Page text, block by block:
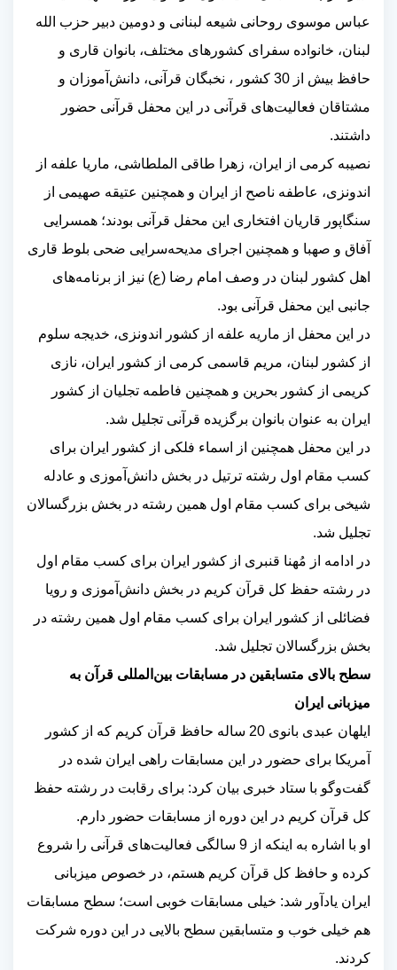
عباس موسوی روحانی شیعه لبنانی و دومین دبیر حزب الله
لبنان، خانواده سفرای کشورهای مختلف، بانوان قاری و
حافظ بیش از 30 کشور ، نخبگان قرآنی، دانش‌آموزان و
مشتاقان فعالیت‌های قرآنی در این محفل قرآنی حضور
داشتند.
نصیبه کرمی از ایران، زهرا طاقی الملطاشی، ماریا علفه از
اندونزی، عاطفه ناصح از ایران و همچنین عتیقه صهیمی از
سنگاپور قاریان افتخاری این محفل قرآنی بودند؛ همسرایی
آفاق و صهبا و همچنین اجرای مدیحه‌سرایی ضحی بلوط قاری
اهل کشور لبنان در وصف امام رضا (ع) نیز از برنامه‌های
جانبی این محفل قرآنی بود.
در این محفل از ماریه علفه از کشور اندونزی، خدیجه سلوم
از کشور لبنان، مریم قاسمی کرمی از کشور ایران، نازی
کریمی از کشور بحرین و همچنین فاطمه تجلیان از کشور
ایران به عنوان بانوان برگزیده قرآنی تجلیل شد.
در این محفل همچنین از اسماء فلکی از کشور ایران برای
کسب مقام اول رشته ترتیل در بخش دانش‌آموزی و عادله
شیخی برای کسب مقام اول همین رشته در بخش بزرگسالان
تجلیل شد.
در ادامه از مُهنا قنبری از کشور ایران برای کسب مقام اول
در رشته حفظ کل قرآن کریم در بخش دانش‌آموزی و رویا
فضائلی از کشور ایران برای کسب مقام اول همین رشته در
بخش بزرگسالان تجلیل شد.
سطح بالای متسابقین در مسابقات بین‌المللی قرآن به
میزبانی ایران
ایلهان عبدی بانوی 20 ساله حافظ قرآن کریم که از کشور
آمریکا برای حضور در این مسابقات راهی ایران شده در
گفت‌وگو با ستاد خبری بیان کرد: برای رقابت در رشته حفظ
کل قرآن کریم در این دوره از مسابقات حضور دارم.
او با اشاره به اینکه از 9 سالگی فعالیت‌های قرآنی را شروع
کرده و حافظ کل قرآن کریم هستم، در خصوص میزبانی
ایران یادآور شد: خیلی مسابقات خوبی است؛ سطح مسابقات
هم خیلی خوب و متسابقین سطح بالایی در این دوره شرکت
کردند.